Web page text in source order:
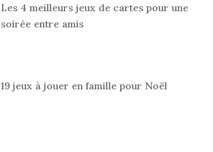
Les 4 meilleurs jeux de cartes pour une
soirée entre amis
19 jeux à jouer en famille pour Noël